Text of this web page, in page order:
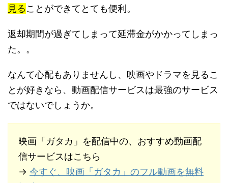
見ることができてとても便利。
返却期間が過ぎてしまって延滞金がかかってしまっ
た。。
なんて心配もありませんし、映画やドラマを見るこ
とが好きなら、動画配信サービスは最強のサービス
ではないでしょうか。
映画「ガタカ」を配信中の、おすすめ動画配
信サービスはこちら
→ 今すぐ、映画「ガタカ」のフル動画を無料